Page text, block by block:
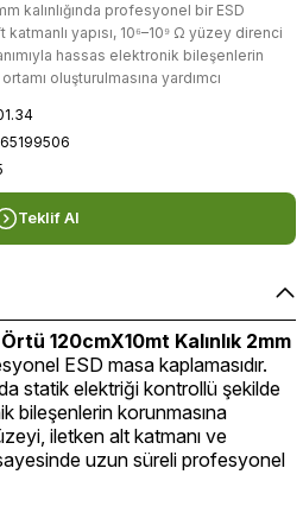
kalınlığında profesyonel bir ESD
yapısı, 10⁶–10⁹ Ω yüzey direnci
hassas elektronik bileşenlerin
oluşturulmasına yardımcı
Teklif Al
120cmX10mt Kalınlık 2mm
ESD masa kaplamasıdır.
statik elektriği kontrollü şekilde
bileşenlerin korunmasına
iletken alt katmanı ve
sayesinde uzun süreli profesyonel